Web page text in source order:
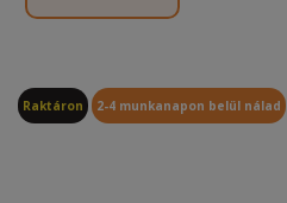
Raktáron 2-4 munkanapon belül nálad